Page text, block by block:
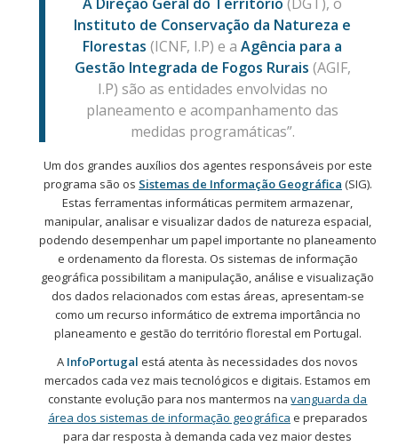
Instituto de Conservação da Natureza e
Florestas (ICNF, I.P) e aAgência para a
Gestão Integrada de Fogos Rurais (AGIF,
I.P) são as entidades envolvidas no
planeamento e acompanhamento das
medidas programáticas”.
Um dos grandes auxílios dos agentes responsáveis por este
programa são os Sistemas de Informação Geográfica (SIG).
Estas ferramentas informáticas permitem armazenar,
manipular, analisar e visualizar dados de natureza espacial,
podendo desempenhar um papel importante no planeamento
e ordenamento da floresta. Os sistemas de informação
geográfica possibilitam a manipulação, análise e visualização
dos dados relacionados com estas áreas, apresentam-se
como um recurso informático de extrema importância no
planeamento e gestão do território florestal em Portugal.
A InfoPortugal está atenta às necessidades dos novos
mercados cada vez mais tecnológicos e digitais. Estamos em
constante evolução para nos mantermos navanguarda da
área dos sistemas de informação geográfica e preparados
para dar resposta à demanda cada vez maior destes